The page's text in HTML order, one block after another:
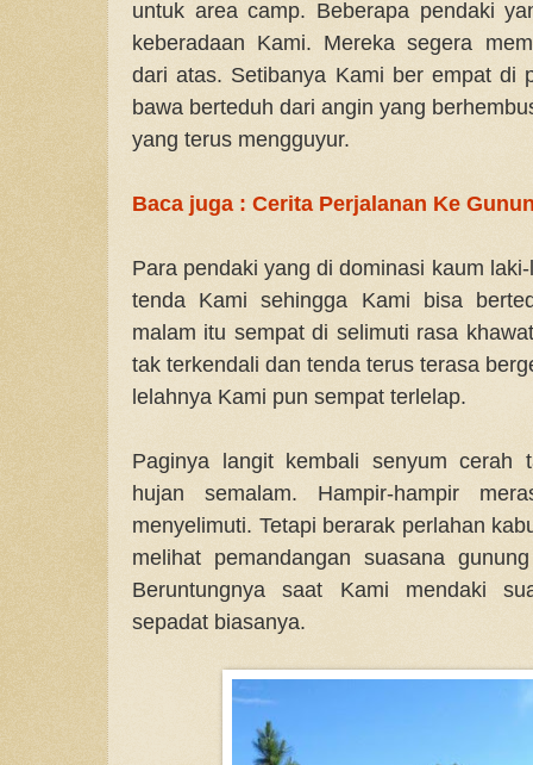
untuk area camp. Beberapa pendaki
keberadaan Kami. Mereka segera
dari atas. Setibanya Kami ber empat di
bawa berteduh dari angin yang
yang terus mengguyur.
Baca juga : Cerita Perjalanan Ke
Para pendaki yang di dominasi kaum
tenda Kami sehingga Kami bisa
malam itu sempat di selimuti rasa
tak terkendali dan tenda terus terasa
lelahnya Kami pun sempat terlelap.
Paginya langit kembali senyum cerah
hujan semalam. Hampir-hampir
menyelimuti. Tetapi berarak perlahan
melihat pemandangan suasana
Beruntungnya saat Kami mendaki
sepadat biasanya.